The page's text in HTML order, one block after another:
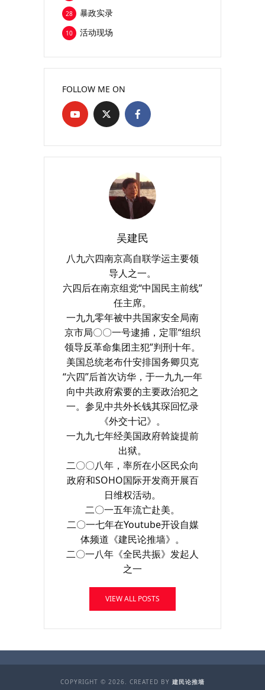
暴政实录
28
活动现场
10
FOLLOW ME ON
吴建民
八九六四南京高自联学运主要领
导人之一。
六四后在南京组党“中国民主前线”
任主席。
一九九零年被中共国家安全局南
京市局〇〇一号逮捕，定罪“组织
领导反革命集团主犯”判刑十年。
美国总统老布什安排国务卿贝克
“六四”后首次访华，于一九九一年
向中共政府索要的主要政治犯之
一。参见中共外长钱其琛回忆录
《外交十记》。
一九九七年经美国政府斡旋提前
出狱。
二〇〇八年，率所在小区民众向
政府和SOHO国际开发商开展百
日维权活动。
二〇一五年流亡赴美。
二〇一七年在Youtube开设自媒
体频道《建民论推墙》。
二〇一八年《全民共振》发起人
之一
VIEW ALL POSTS
COPYRIGHT © 2026. CREATED BY 建民论推墙